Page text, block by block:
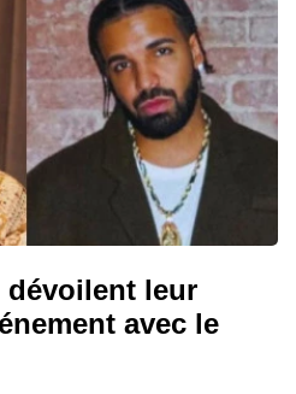
dévoilent leur
avec le